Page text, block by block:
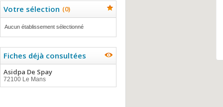
Votre sélection (0)
Aucun établissement sélectionné
Fiches déjà consultées
Asidpa De Spay
72100 Le Mans